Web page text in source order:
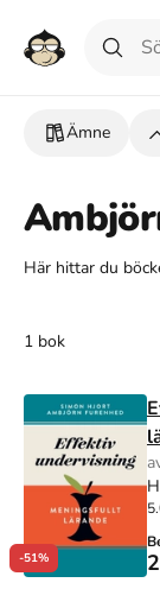
Ämne
Här hittar du
1 bok
-51%